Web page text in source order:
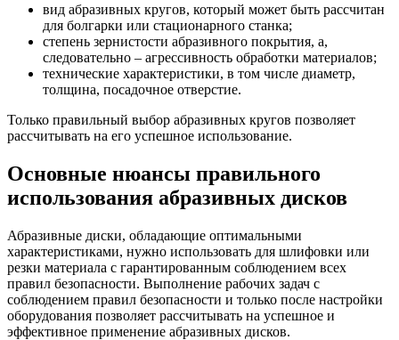
вид абразивных кругов, который может быть рассчитан
для болгарки или стационарного станка;
степень зернистости абразивного покрытия, а,
следовательно – агрессивность обработки материалов;
технические характеристики, в том числе диаметр,
толщина, посадочное отверстие.
Только правильный выбор абразивных кругов позволяет
рассчитывать на его успешное использование.
Основные нюансы правильного
использования абразивных дисков
Абразивные диски, обладающие оптимальными
характеристиками, нужно использовать для шлифовки или
резки материала с гарантированным соблюдением всех
правил безопасности. Выполнение рабочих задач с
соблюдением правил безопасности и только после настройки
оборудования позволяет рассчитывать на успешное и
эффективное применение абразивных дисков.